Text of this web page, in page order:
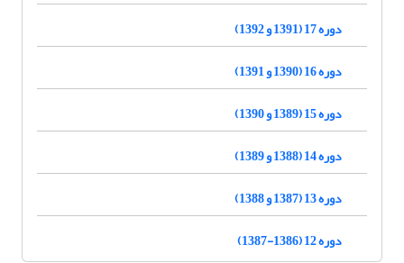
دوره 17 (1391 و 1392)
دوره 16 (1390 و 1391)
دوره 15 (1389 و 1390)
دوره 14 (1388 و 1389)
دوره 13 (1387 و 1388)
دوره 12 (1386-1387)